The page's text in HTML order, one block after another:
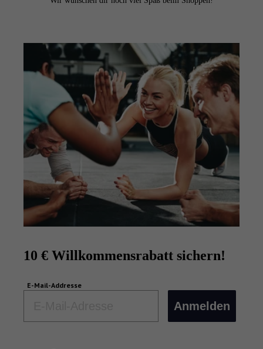
10 € Willkommensrabatt sichern!
E-Mail-Addresse
Anmelden